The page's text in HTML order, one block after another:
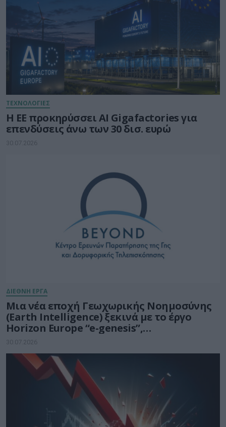
ΤΕΧΝΟΛΟΓΙΕΣ
Η ΕΕ προκηρύσσει AI Gigafactories για
επενδύσεις άνω των 30 δισ. ευρώ
30.07.2026
ΔΙΕΘΝΗ ΕΡΓΑ
Μια νέα εποχή Γεωχωρικής Νοημοσύνης
(Earth Intelligence) ξεκινά με το έργο
Horizon Europe “e-genesis”,
προϋπολογισμού 7,5 εκατ. ευρώ
30.07.2026